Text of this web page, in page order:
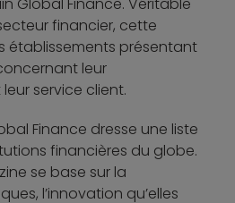
financier, cette
établissements présentant
leur
service client.
Finance dresse une liste
financières du globe.
se base sur la
l’innovation qu’elles